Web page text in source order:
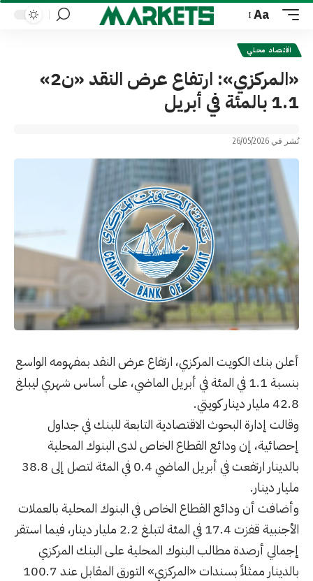
Font
Resizer
Aa
اقتصاد محلي
«المركزي»: ارتفاع عرض النقد «ن2»
1.1 بالمئة في أبريل
نُشر في 26/05/2026
أعلن بنك الكويت المركزي، ارتفاع عرض النقد بمفهومه الواسع
بنسبة 1.1 في المئة في أبريل الماضي، على أساس شهري ليبلغ
42.8 مليار دينار كويتي.
وقالت إدارة البحوث الاقتصادية التابعة للبنك في جداول
إحصائية، إن ودائع القطاع الخاص لدى البنوك المحلية
بالدينار ارتفعت في أبريل الماضي 0.4 في المئة لتصل إلى 38.8
مليار دينار.
وأضافت أن ودائع القطاع الخاص في البنوك المحلية بالعملات
الأجنبية قفزت 17.4 في المئة لتبلغ 2.2 مليار دينار، فيما استقر
إجمالي أرصدة مطالب البنوك المحلية على البنك المركزي
بالدينار ممثلاً بسندات «المركزي» التورق المقابل عند 100.7